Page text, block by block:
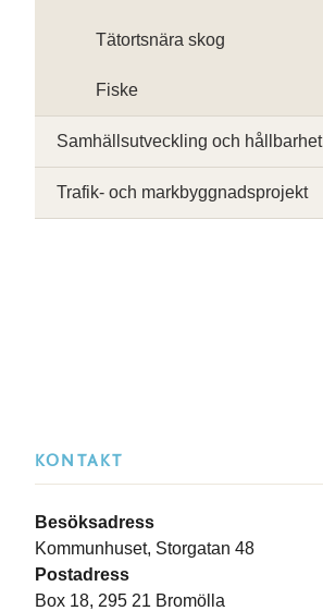
Tätortsnära skog
Fiske
Samhällsutveckling och hållbarhet
Trafik- och markbyggnadsprojekt
KONTAKT
Besöksadress
Kommunhuset, Storgatan 48
Postadress
Box 18, 295 21 Bromölla